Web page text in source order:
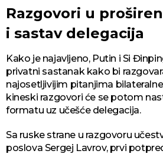
Razgovori u
i sastav delegacija
Kako je najavljeno, Putin i Si
privatni sastanak kako bi
najosetljivijim pitanjima
kineski razgovori će se potom
formatu uz učešće delegacija.
Sa ruske strane u razgovoru
poslova Sergej Lavrov, prvi